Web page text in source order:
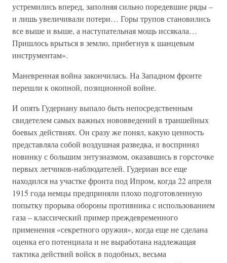
устремились вперед, заполняя сильно поредевшие ряды –
и лишь увеличивали потери… Горы трупов становились
все выше и выше, а наступательная мощь иссякала…
Пришлось врыться в землю, прибегнув к шанцевым
инструментам».
Маневренная война закончилась. На Западном фронте
перешли к окопной, позиционной войне.
И опять Гудериану выпало быть непосредственным
свидетелем самых важных нововведений в траншейных
боевых действиях. Он сразу же понял, какую ценность
представляла собой воздушная разведка, и воспринял
новинку с большим энтузиазмом, оказавшись в горсточке
первых летчиков-наблюдателей. Гудериан все еще
находился на участке фронта под Ипром, когда 22 апреля
1915 года немцы предприняли плохо подготовленную
попытку прорыва обороны противника с использованием
газа – классический пример преждевременного
применения «секретного оружия», когда еще не сделана
оценка его потенциала и не выработана надлежащая
тактика действий войск в подобных, весьма